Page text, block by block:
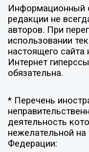
Информационный
редакции не
авторов. При
использовании
настоящего сайта
Интернет
обязательна.
* Перечень
деятельность
нежелательной на
Федерации: